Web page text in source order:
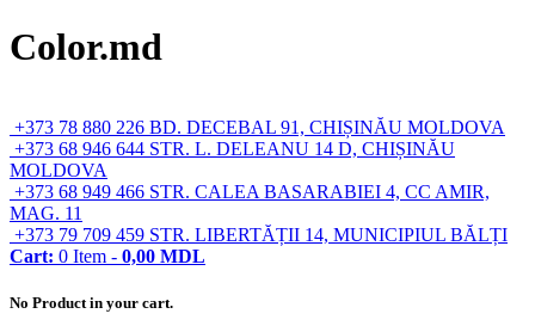
Color.md
+373 78 880 226 BD. DECEBAL 91, CHIȘINĂU MOLDOVA
+373 68 946 644 STR. L. DELEANU 14 D, CHIȘINĂU
MOLDOVA
+373 68 949 466 STR. CALEA BASARABIEI 4, CC AMIR,
MAG. 11
+373 79 709 459 STR. LIBERTĂȚII 14, MUNICIPIUL BĂLȚI
Cart: 0 Item - 0,00 MDL
No Product in your cart.